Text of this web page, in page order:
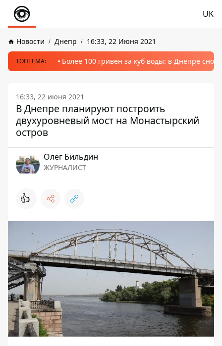
UK
Новости Днепр 16:33, 22 Июня 2021
ТОПТЕМА: Более 100 гривен за куб воды: в Днепре
16:33, 22 июня 2021
В Днепре планируют построить
двухуровневый мост на Монастырский
остров
Олег Бильдин
ЖУРНАЛИСТ
👍